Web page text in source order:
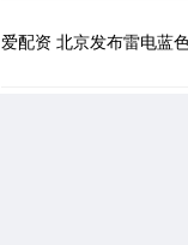
爱配资 北京发布雷电蓝